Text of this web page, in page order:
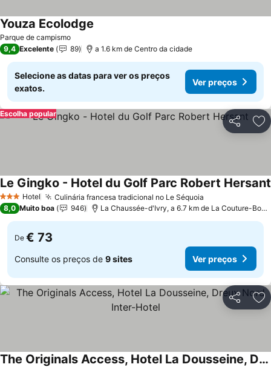
Parque de campismo
Youza Ecolodge
9,4 Excelente 89 a 1.6 km de Centro da cidade
Selecione as datas para ver os preços
exatos.
Ver preços
Partilhar
Escolha popular
3 EstrelasHotel Culinária francesa tradicional no Le Séquoia
Le Gingko - Hotel du Golf Parc Robert Hersant
8,0 Muito boa 946 La Chaussée-d'Ivry, a 6.7 km de La Couture-Boussey
De € 73
Consulte os preços de 9 sites Ver preços
Partilhar
The Originals Access, Hotel La Dousseine, Dreux Nord Inter-Hotel